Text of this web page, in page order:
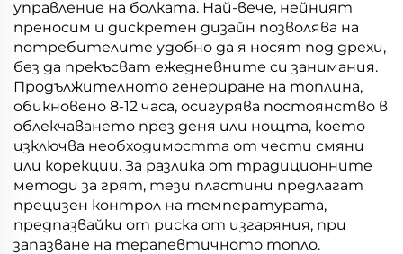
Дишане
управление на болката. Най-вече, нейният
преносим и дискретен дизайн позволява на
потребителите удобно да я носят под дрехи,
без да прекъсват ежедневните си занимания.
Продължителното генериране на топлина,
обикновено 8-12 часа, осигурява постоянство в
облекчаването през деня или нощта, което
изключва необходимостта от чести смяни
или корекции. За разлика от традиционните
методи за грят, тези пластини предлагат
прецизен контрол на температурата,
предпазвайки от риска от изгаряния, при
запазване на терапевтичното топло.